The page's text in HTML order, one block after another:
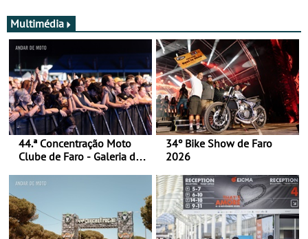
Multimédia
44.ª Concentração Moto
Clube de Faro - Galeria de
34º Bike Show de Faro
2026